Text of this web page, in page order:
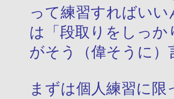
って練習すればい
は「段取りをしっ
がそう（偉そうに
まずは個人練習に